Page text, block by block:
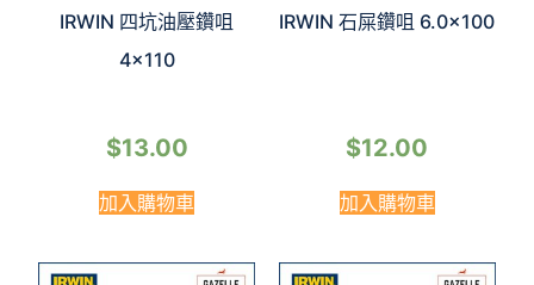
IRWIN 四坑油壓鑽咀
4×110
$13.00
加入購物車
IRWIN 石屎鑽咀 6.0×100
$12.00
加入購物車